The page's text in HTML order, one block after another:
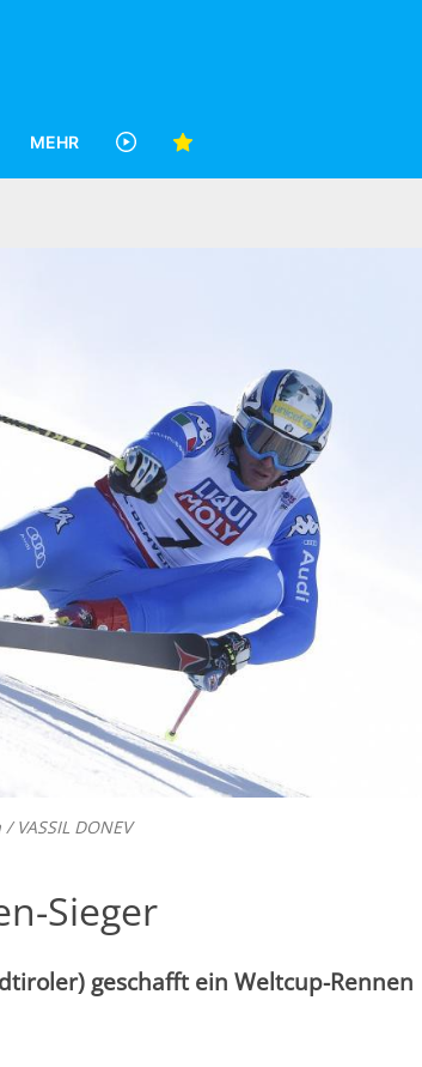
MEHR
DONEV
Sieger
geschafft ein Weltcup-Rennen